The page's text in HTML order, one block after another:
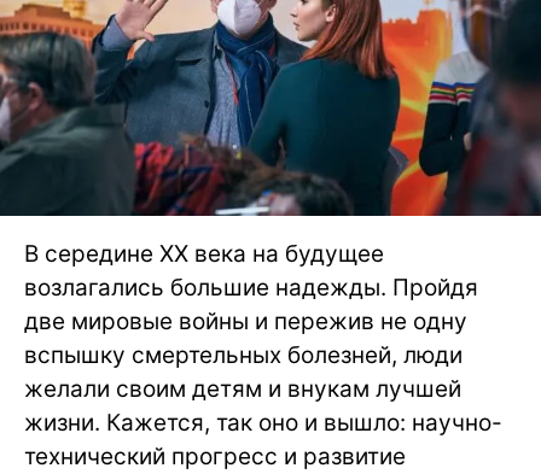
В середине ХХ века на будущее
возлагались большие надежды. Пройдя
две мировые войны и пережив не одну
вспышку смертельных болезней, люди
желали своим детям и внукам лучшей
жизни. Кажется, так оно и вышло: научно-
технический прогресс и развитие